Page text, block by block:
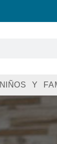
NIÑOS Y